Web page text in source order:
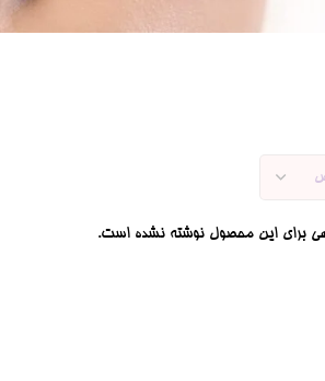
برای این محصول نوشته نشده است.